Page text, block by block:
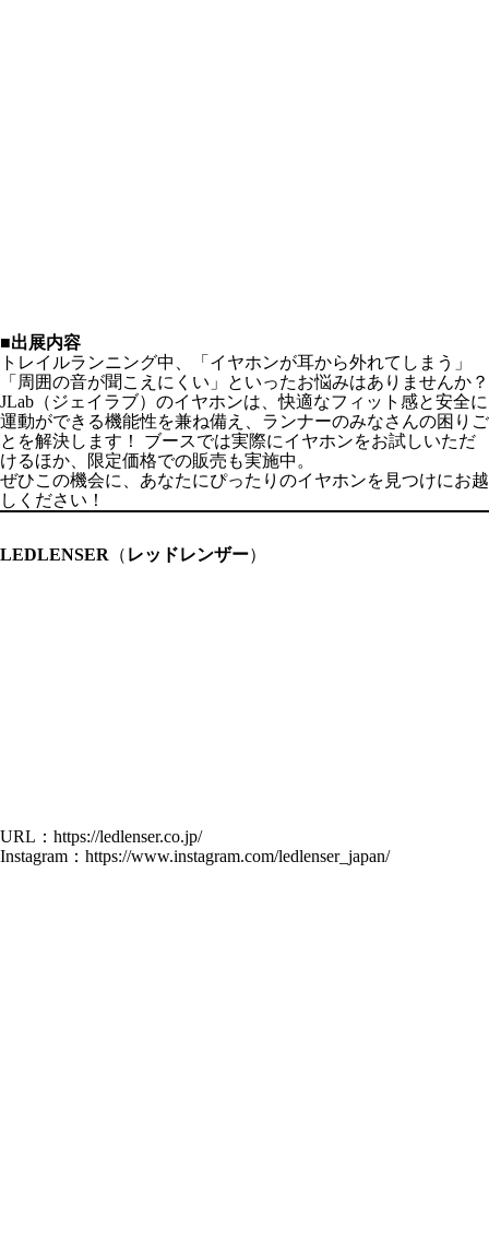
■出展内容
トレイルランニング中、「イヤホンが耳から外れてしまう」
「周囲の音が聞こえにくい」といったお悩みはありませんか？
JLab（ジェイラブ）のイヤホンは、快適なフィット感と安全に
運動ができる機能性を兼ね備え、ランナーのみなさんの困りご
とを解決します！ ブースでは実際にイヤホンをお試しいただ
けるほか、限定価格での販売も実施中。
ぜひこの機会に、あなたにぴったりのイヤホンを見つけにお越
しください！
LEDLENSER （ レッドレンザー）
URL： https://ledlenser.co.jp/
Instagram： https://www.instagram.com/ledlenser_japan/